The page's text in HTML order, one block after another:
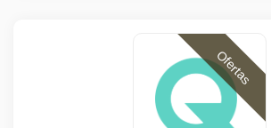
Ofertas